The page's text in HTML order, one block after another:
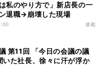
私のやり方で」新店長の一
退職→崩壊した現場
連載
第11回 「今日の会議の議
いた社長、徐々に汗が浮か